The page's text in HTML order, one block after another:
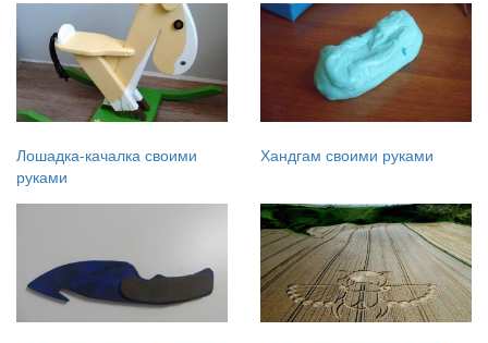
Лошадка-качалка своими
руками
Хандгам своими руками